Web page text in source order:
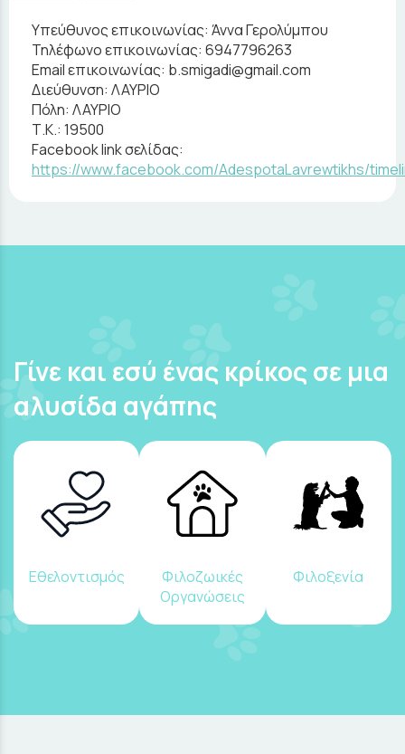
Υπεύθυνος επικοινωνίας: Άννα Γερολύμπου
Τηλέφωνο επικοινωνίας: 6947796263
Email επικοινωνίας: b.smigadi@gmail.com
Διεύθυνση: ΛΑΥΡΙΟ
Πόλη: ΛΑΥΡΙΟ
Τ.Κ.: 19500
Facebook link σελίδας:
https://www.facebook.com/AdespotaLavrewtikhs/
Γίνε και εσύ ένας κρίκος σε μια
αλυσίδα αγάπης
Εθελοντισμός
Φιλοζωικές
Οργανώσεις
Φιλοξενία